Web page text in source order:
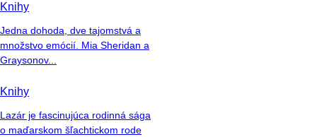
Knihy
Jedna dohoda, dve tajomstvá a
množstvo emócií. Mia Sheridan a
Graysonov...
Knihy
Lazár je fascinujúca rodinná sága
o maďarskom šľachtickom rode